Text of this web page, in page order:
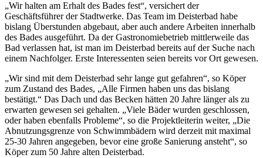
„Wir halten am Erhalt des Bades fest“, versichert der
Geschäftsführer der Stadtwerke. Das Team im Deisterbad habe
bislang Überstunden abgebaut, aber auch andere Arbeiten innerhalb
des Bades ausgeführt. Da der Gastronomiebetrieb mittlerweile das
Bad verlassen hat, ist man im Deisterbad bereits auf der Suche nach
einem Nachfolger. Erste Interessenten seien bereits vor Ort gewesen.
„Wir sind mit dem Deisterbad sehr lange gut gefahren“, so Köper
zum Zustand des Bades, „Alle Firmen haben uns das bislang
bestätigt.“ Das Dach und das Becken hätten 20 Jahre länger als zu
erwarten gewesen sei gehalten. „Viele Bäder wurden geschlossen,
oder haben ebenfalls Probleme“, so die Projektleiterin weiter, „Die
Abnutzungsgrenze von Schwimmbädern wird derzeit mit maximal
25-30 Jahren angegeben, bevor eine große Sanierung ansteht“, so
Köper zum 50 Jahre alten Deisterbad.